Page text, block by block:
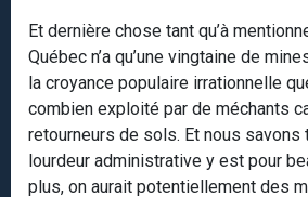
Et dernière chose tant qu’à
Québec n’a qu’une vingtaine de
la croyance populaire irrationnelle
combien exploité par de méchants
retourneurs de sols. Et nous savons
lourdeur administrative y est pour
plus, on aurait potentiellement des